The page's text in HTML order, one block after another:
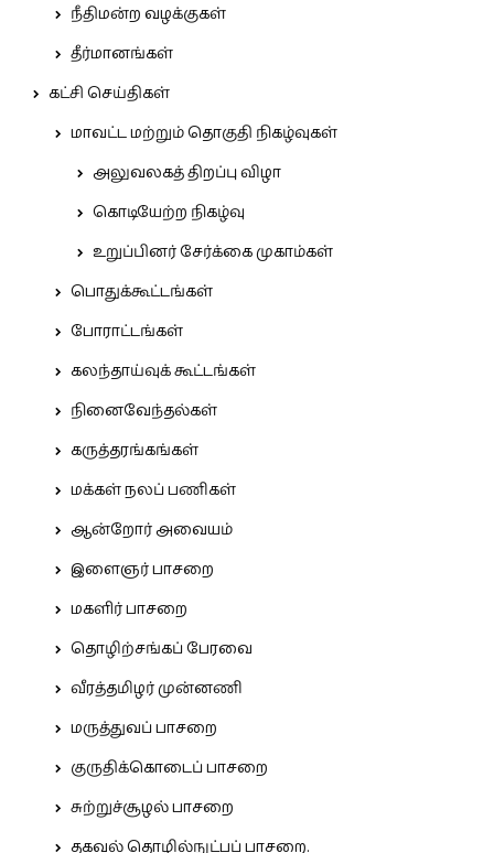
நீதிமன்ற வழக்குகள்
தீர்மானங்கள்
கட்சி செய்திகள்
மாவட்ட மற்றும் தொகுதி நிகழ்வுகள்
அலுவலகத் திறப்பு விழா
கொடியேற்ற நிகழ்வு
உறுப்பினர் சேர்க்கை முகாம்கள்
பொதுக்கூட்டங்கள்
போராட்டங்கள்
கலந்தாய்வுக் கூட்டங்கள்
நினைவேந்தல்கள்
கருத்தரங்கங்கள்
மக்கள் நலப் பணிகள்
ஆன்றோர் அவையம்
இளைஞர் பாசறை
மகளிர் பாசறை
தொழிற்சங்கப் பேரவை
வீரத்தமிழர் முன்னணி
மருத்துவப் பாசறை
குருதிக்கொடைப் பாசறை
சுற்றுச்சூழல் பாசறை
தகவல் தொழில்நுட்பப் பாசறை.